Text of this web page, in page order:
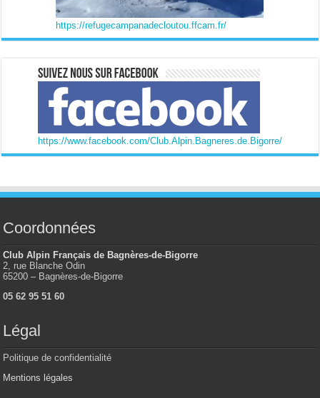
https://refugecampanadecloutou.ffcam.fr/
https://www.facebook.com/Club.Alpin.Bagneres.de.Bigorre/
Coordonnées
Club Alpin Français de Bagnères-de-Bigorre
2, rue Blanche Odin
65200 – Bagnères-de-Bigorre
05 62 95 51 60
Légal
Politique de confidentialité
Mentions légales